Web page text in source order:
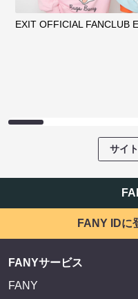
EXIT OFFICIAL FANCLUB
サイ
FANY IDに
FANYサービス
FANY